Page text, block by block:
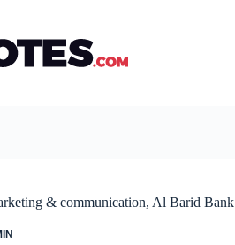
& communication, Al Barid Bank